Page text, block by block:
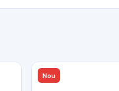
Nou